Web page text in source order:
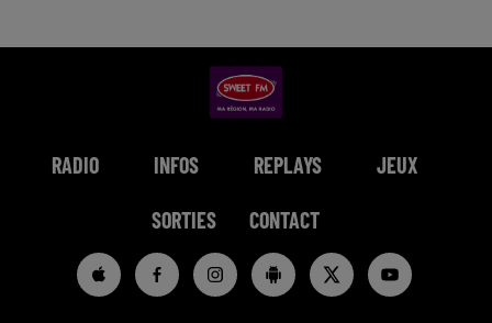
RADIO INFOS REPLAYS JEUX
SORTIES CONTACT